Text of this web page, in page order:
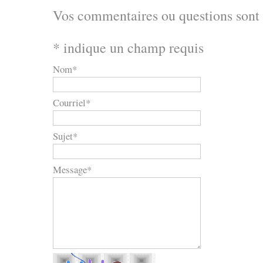
Vos commentaires ou questions
* indique un champ requis
Nom*
Courriel*
Sujet*
Message*